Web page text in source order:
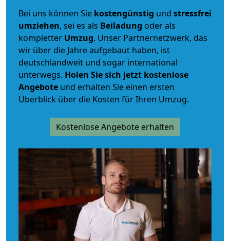
Bei uns können Sie kostengünstig und stressfrei
umziehen, sei es als Beiladung oder als
kompletter Umzug. Unser Partnernetzwerk, das
wir über die Jahre aufgebaut haben, ist
deutschlandweit und sogar international
unterwegs. Holen Sie sich jetzt kostenlose
Angebote und erhalten Sie einen ersten
Überblick über die Kosten für Ihren Umzug.
Kostenlose Angebote erhalten